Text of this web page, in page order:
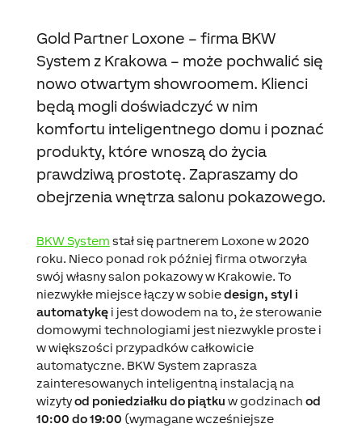
Gold Partner Loxone – firma BKW
System z Krakowa – może pochwalić się
nowo otwartym showroomem. Klienci
będą mogli doświadczyć w nim
komfortu inteligentnego domu i poznać
produkty, które wnoszą do życia
prawdziwą prostotę. Zapraszamy do
obejrzenia wnętrza salonu pokazowego.
BKW System stał się partnerem Loxone w 2020
roku. Nieco ponad rok później firma otworzyła
swój własny salon pokazowy w Krakowie. To
niezwykłe miejsce łączy w sobiedesign, styl i
automatykęi jest dowodem na to, że sterowanie
domowymi technologiami jest niezwykle proste i
w większości przypadków całkowicie
automatyczne. BKW System zaprasza
zainteresowanych inteligentną instalacją na
wizytyod poniedziałku do piątku w godzinach od
10:00 do 19:00 (wymagane wcześniejsze